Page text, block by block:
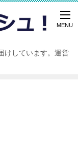
けしています。運営